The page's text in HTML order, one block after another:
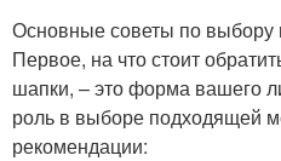
Основные советы по
Первое, на что стоит
шапки, – это форма вашего
роль в выборе подходящей
рекомендации: